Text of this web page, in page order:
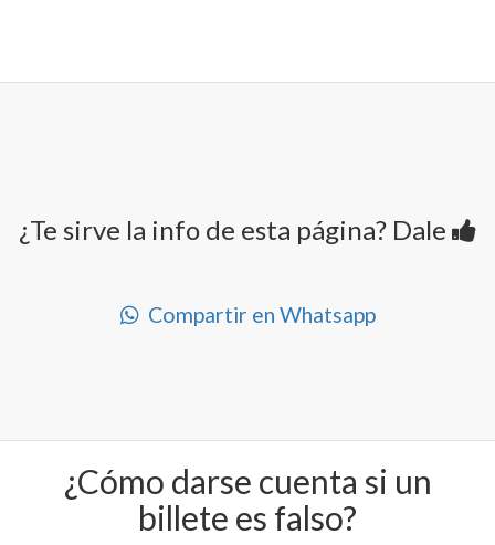
¿Te sirve la info de esta página? Dale
Compartir en Whatsapp
¿Cómo darse cuenta si un
billete es falso?